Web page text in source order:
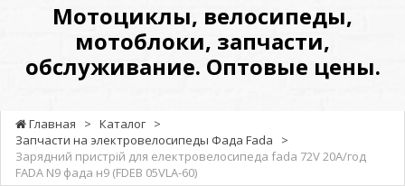
ОптовыеМотоциклы, велосипеды,
мотоблоки, запчасти,
обслуживание. Оптовые цены.
Главная > Каталог >
Запчасти на электровелосипеды Фада Fada
>
Зарядний пристрій для електровелосипеда fada 72V 20А/год
FADA N9 фада н9 (FDEB 05VLA-60)